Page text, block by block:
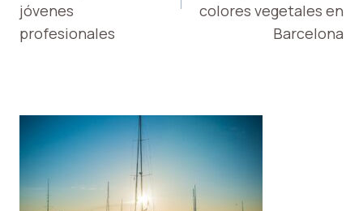
jóvenes
profesionales
colores vegetales en
Barcelona